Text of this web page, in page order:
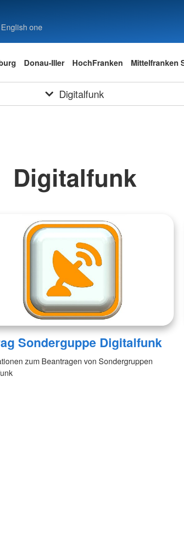
one
Donau-Iller HochFranken Mittelfranken
Digitalfunk
Digitalfunk
Sonderguppe Digitalfunk
zum Beantragen von Sondergruppen